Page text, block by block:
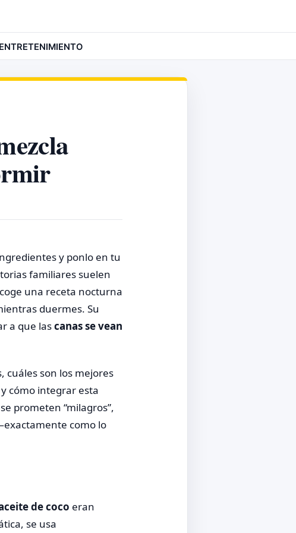
ENTRETENIMIENTO
y ponlo en tu
familiares suelen
una receta nocturna
duermes. Su
a que lascanas se vean
cuáles son los mejores
cómo integrar esta
prometen “milagros”,
como lo
de coco eran
se usa